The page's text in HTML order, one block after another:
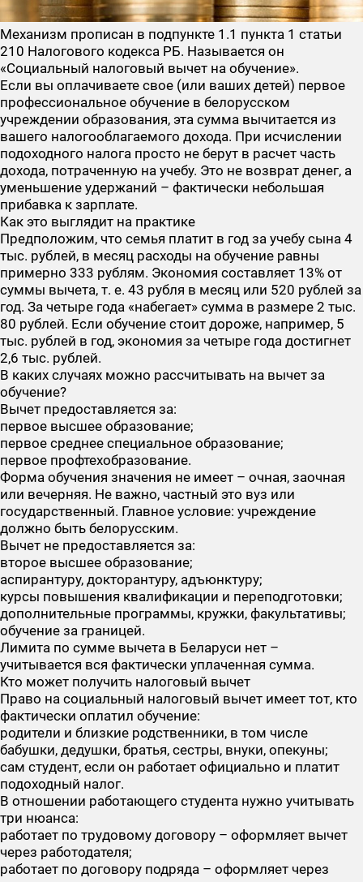
Механизм прописан в подпункте 1.1 пункта 1 статьи
210 Налогового кодекса РБ. Называется он
«Социальный налоговый вычет на обучение».
Если вы оплачиваете свое (или ваших детей) первое
профессиональное обучение в белорусском
учреждении образования, эта сумма вычитается из
вашего налогооблагаемого дохода. При исчислении
подоходного налога просто не берут в расчет часть
дохода, потраченную на учебу. Это не возврат денег, а
уменьшение удержаний – фактически небольшая
прибавка к зарплате.
Как это выглядит на практике
Предположим, что семья платит в год за учебу сына 4
тыс. рублей, в месяц расходы на обучение равны
примерно 333 рублям. Экономия составляет 13% от
суммы вычета, т. е. 43 рубля в месяц или 520 рублей за
год. За четыре года «набегает» сумма в размере 2 тыс.
80 рублей. Если обучение стоит дороже, например, 5
тыс. рублей в год, экономия за четыре года достигнет
2,6 тыс. рублей.
В каких случаях можно рассчитывать на вычет за
обучение?
Вычет предоставляется за:
первое высшее образование;
первое среднее специальное образование;
первое профтехобразование.
Форма обучения значения не имеет – очная, заочная
или вечерняя. Не важно, частный это вуз или
государственный. Главное условие: учреждение
должно быть белорусским.
Вычет не предоставляется за:
второе высшее образование;
аспирантуру, докторантуру, адъюнктуру;
курсы повышения квалификации и переподготовки;
дополнительные программы, кружки, факультативы;
обучение за границей.
Лимита по сумме вычета в Беларуси нет –
учитывается вся фактически уплаченная сумма.
Кто может получить налоговый вычет
Право на социальный налоговый вычет имеет тот, кто
фактически оплатил обучение:
родители и близкие родственники, в том числе
бабушки, дедушки, братья, сестры, внуки, опекуны;
сам студент, если он работает официально и платит
подоходный налог.
В отношении работающего студента нужно учитывать
три нюанса:
работает по трудовому договору – оформляет вычет
через работодателя;
работает по договору подряда – оформляет через